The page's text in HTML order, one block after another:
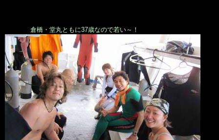
倉橋・堂丸ともに37歳なので若い～！